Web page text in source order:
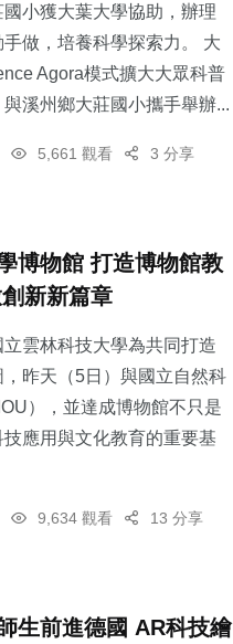
國小獲大葉大學協助，辦理
做，培養科學探索力。 大
Agora模式擴大大眾科普
溪州鄉大莊國小攜手舉辦...
5,661 觀看 3 分享
博物館 打造博物館教
新新篇章
立雲林科技大學為共同打造
昨天（5日）與國立自然科
），並達成博物館不只是
應用與文化教育的重要基
9,634 觀看 13 分享
生前進德國 AR科技繪